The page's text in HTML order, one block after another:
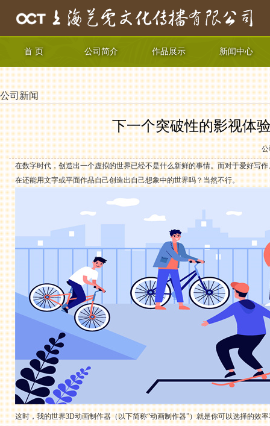
首 页 公司简介 作品展示 新闻中心
公司新闻
下一个突破性的影视体
公
在数字时代，创造出一个虚拟的世界已经不是什么新鲜的事情。而对于爱好写
在还能用文字或平面作品自己创造出自己想象中的世界吗？当然不行。
这时，我的世界3D动画制作器（以下简称“动画制作器”）就是你可以选择的效